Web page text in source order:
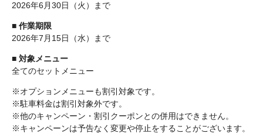
2026年6月30日（火）まで
■ 作業期限
2026年7月15日（水）まで
■ 対象メニュー
全てのセットメニュー
※オプションメニューも割引対象です。
※駐車料金は割引対象外です。
※他のキャンペーン・割引クーポンとの併用はできません。
※キャンペーンは予告なく変更や停止をすることがございます。